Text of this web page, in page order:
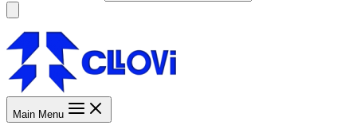
Main Menu